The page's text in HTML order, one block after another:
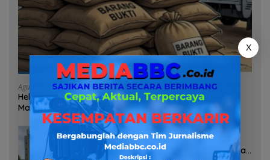
Agustus 7, 2026
Heboh Tumpukan Karung Diduga Pasir Timah di Pos AL
Manggar, Danlanal Babel: Masih Kami Dalami
Agustus 7, 2026
Pelayanan Kinerja Dan Transparansi
Sanksi P2TL PLN Dipertanyakan, Upaya
X